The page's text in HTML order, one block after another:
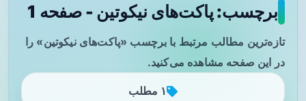
برچسب: پاکت‌های نیکوتین - صفحه 1
تازه‌ترین مطالب مرتبط با برچسب «پاکت‌های نیکوتین» را
در این صفحه مشاهده می‌کنید.
۱ مطلب